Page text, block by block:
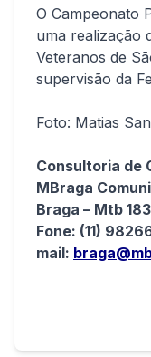
O Campeonato
uma realização
Veteranos de
supervisão da
Foto: Matias
Consultoria de
MBraga
Braga – Mtb
Fone: (11)
mail: